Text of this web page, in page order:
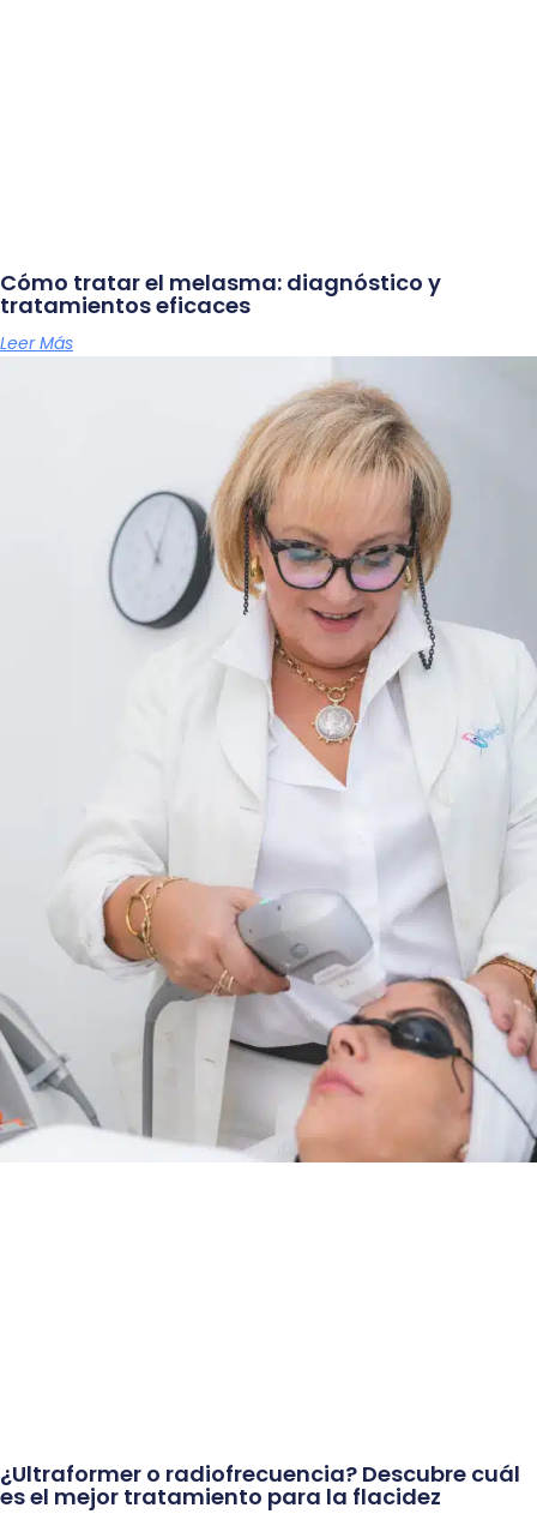
Cómo tratar el melasma: diagnóstico y
tratamientos eficaces
Leer Más
¿Ultraformer o radiofrecuencia? Descubre cuál
es el mejor tratamiento para la flacidez